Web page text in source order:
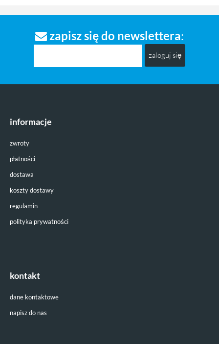
zapisz się do newslettera
zaloguj się
informacje
zwroty
płatności
dostawa
koszty dostawy
regulamin
polityka prywatności
kontakt
dane kontaktowe
napisz do nas